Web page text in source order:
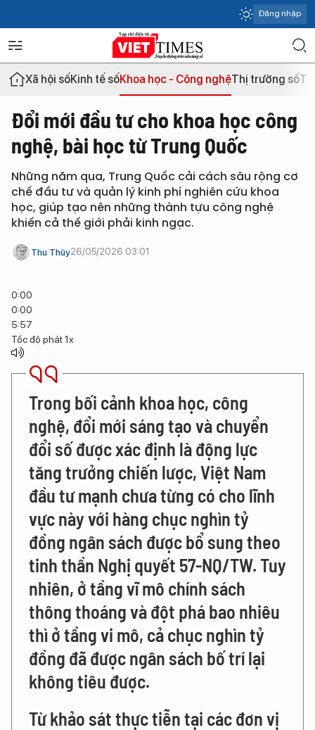
Đăng nhập
Xã hội sốKinh tế sốKhoa học - Công nghệThị trường số
Đổi mới đầu tư cho khoa học công
nghệ, bài học từ Trung Quốc
Những năm qua, Trung Quốc cải cách sâu rộng cơ
chế đầu tư và quản lý kinh phí nghiên cứu khoa
học, giúp tạo nên những thành tựu công nghệ
khiến cả thế giới phải kinh ngạc.
Thu Thủy26/05/2026 03:01
0:00
0:00
5:57
Tốc độ phát1x
Trong bối cảnh khoa học, công
nghệ, đổi mới sáng tạo và chuyển
đổi số được xác định là động lực
tăng trưởng chiến lược, Việt Nam
đầu tư mạnh chưa từng có cho lĩnh
vực này với hàng chục nghìn tỷ
đồng ngân sách được bổ sung theo
tinh thần Nghị quyết 57-NQ/TW. Tuy
nhiên, ở tầng vĩ mô chính sách
thông thoáng và đột phá bao nhiêu
thì ở tầng vi mô, cả chục nghìn tỷ
đồng đã được ngân sách bố trí lại
không tiêu được.
Từ khảo sát thực tiễn tại các đơn vị